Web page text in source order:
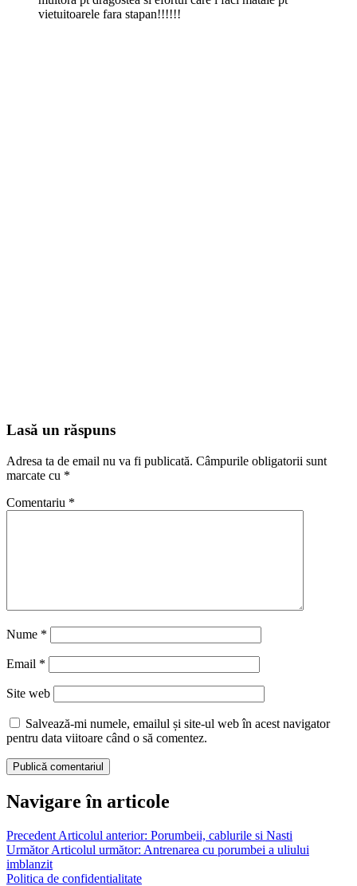
vietuitoarele fara stapan!!!!!!
Lasă un răspuns
Adresa ta de email nu va fi publicată. Câmpurile obligatorii sunt
marcate cu *
Comentariu *
Nume *
Email *
Site web
Salvează-mi numele, emailul și site-ul web în acest navigator
pentru data viitoare când o să comentez.
Navigare în articole
Precedent Articolul anterior: Porumbeii, cablurile si Nasti
Următor Articolul următor: Antrenarea cu porumbei a uliului
imblanzit
Politica de confidentialitate